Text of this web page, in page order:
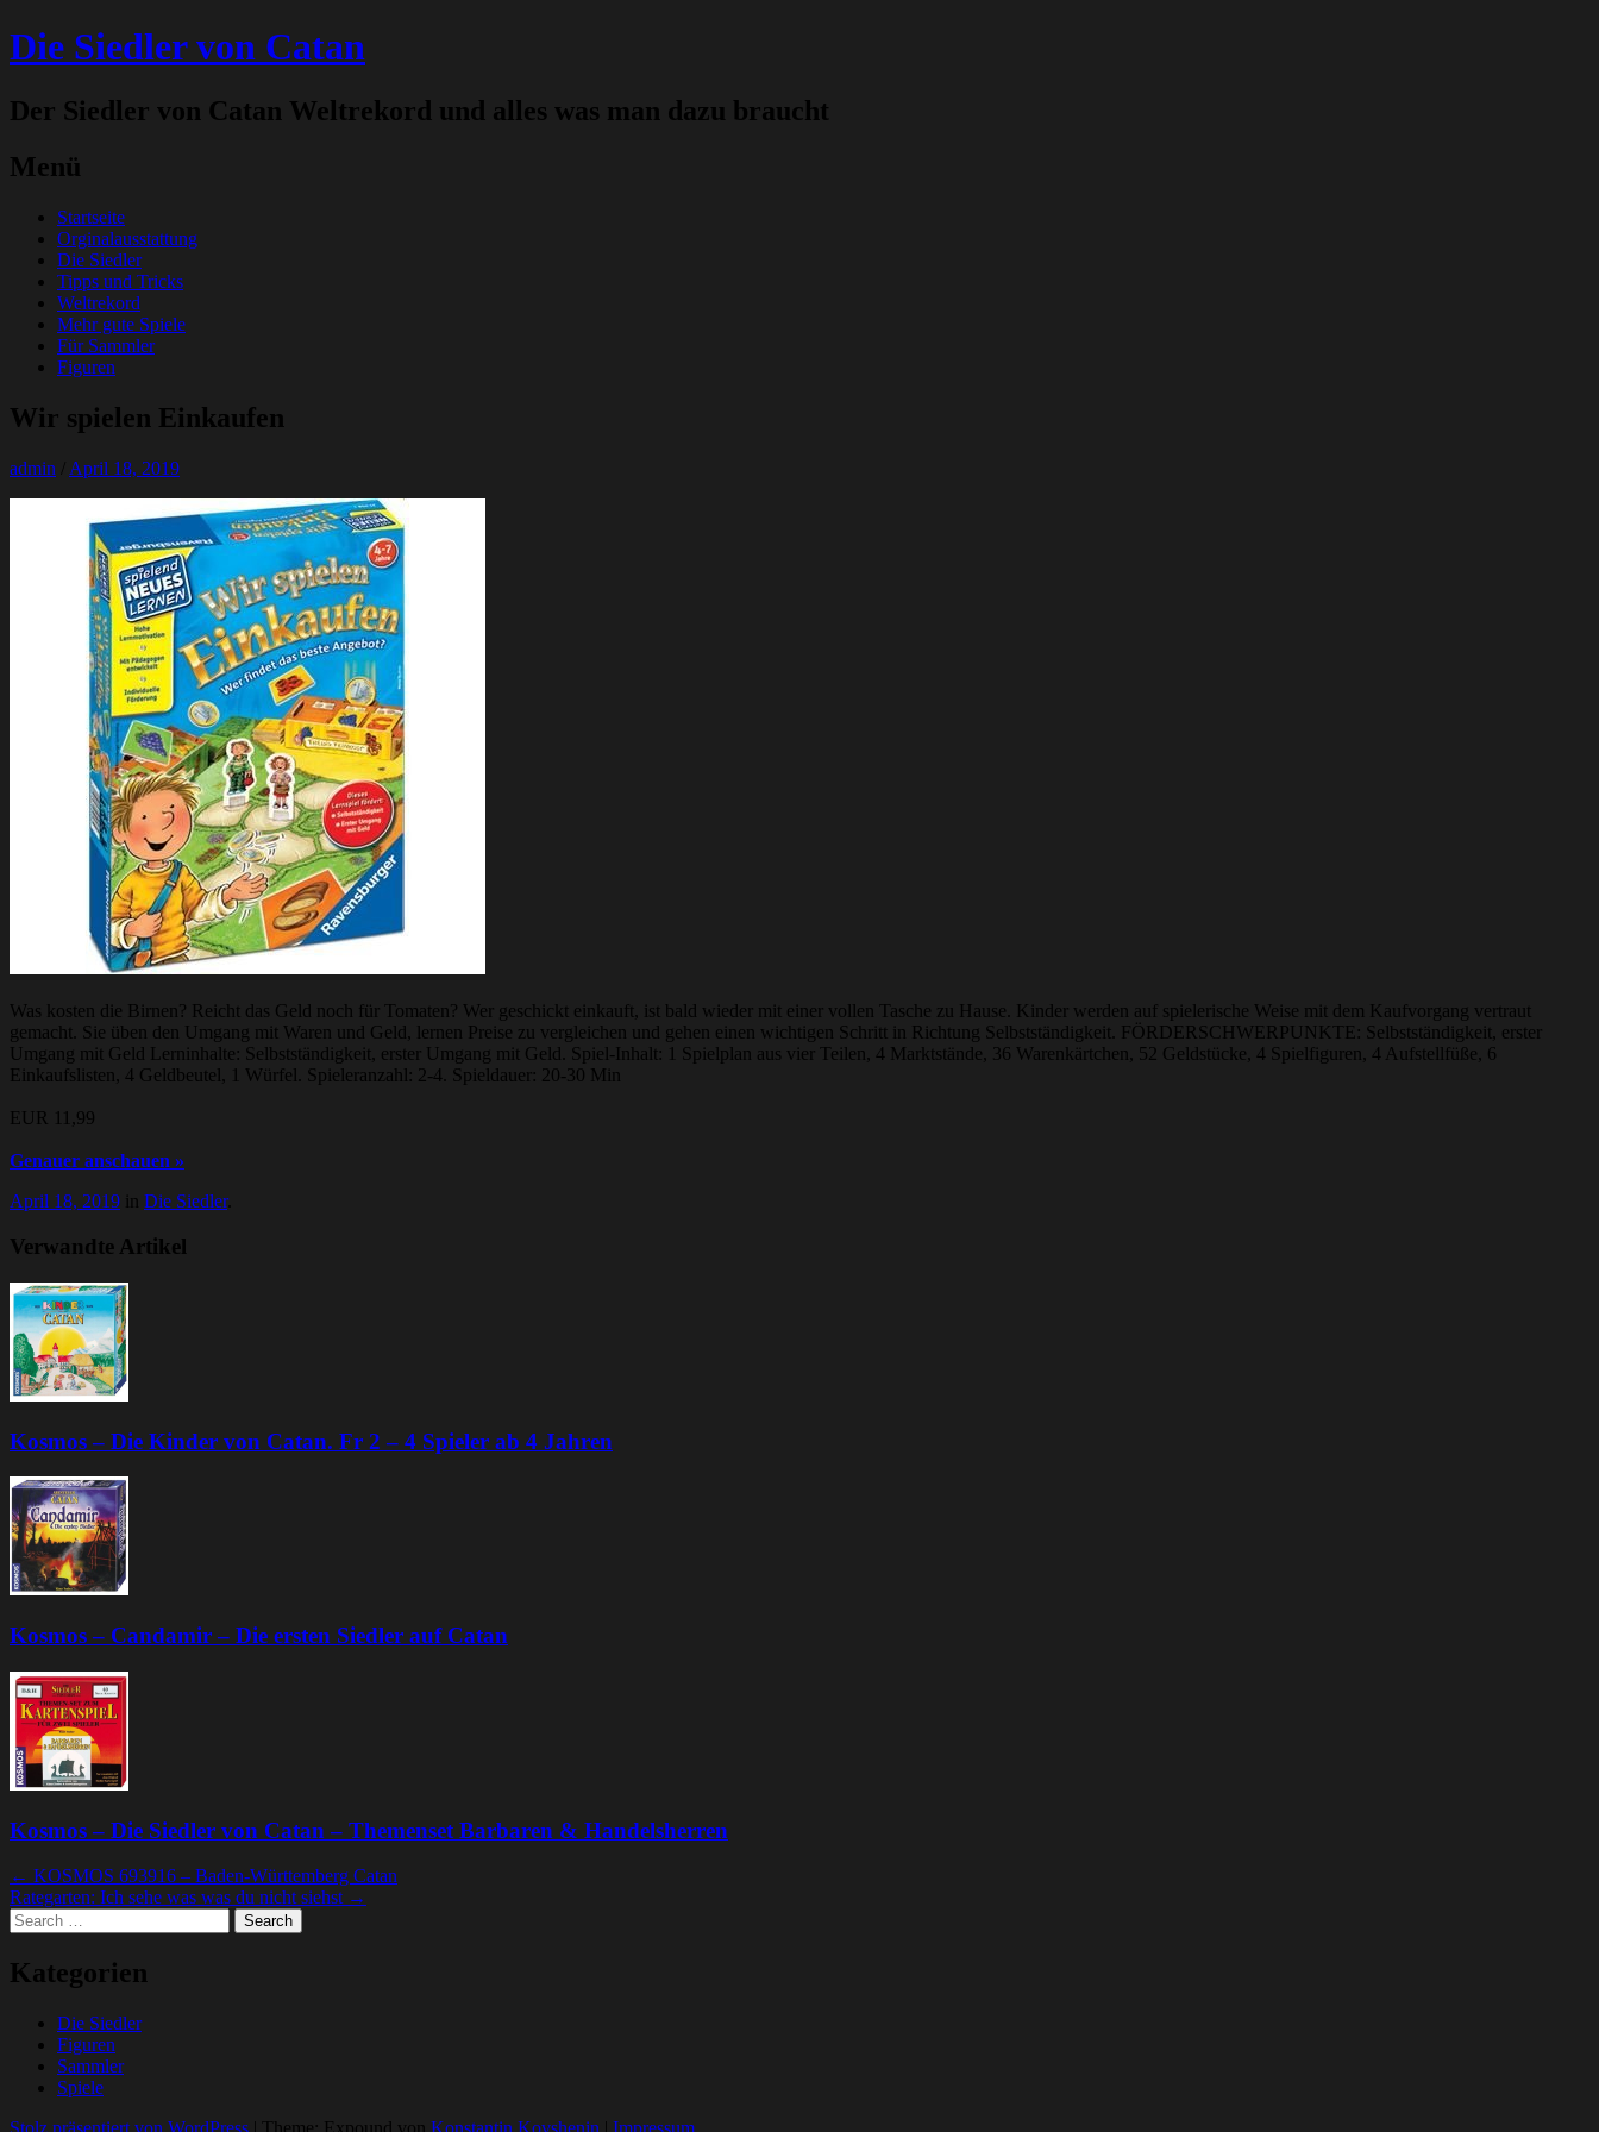
Die Siedler von Catan
Der Siedler von Catan Weltrekord und alles was man dazu braucht
Menü
Zum
Inhalt
springen
Startseite
Orginalausstattung
Die Siedler
Tipps und Tricks
Weltrekord
Mehr gute Spiele
Für Sammler
Figuren
Wir spielen Einkaufen
admin April 18, 2019
Was kosten die Birnen? Reicht das Geld noch für Tomaten? Wer geschickt einkauft, ist bald wieder mit einer vollen Tasche zu Hause. Kinder werden auf spielerische Weise mit dem Kaufvorgang vertraut
gemacht. Sie üben den Umgang mit Waren und Geld, lernen Preise zu vergleichen und gehen einen wichtigen Schritt in Richtung Selbstständigkeit. FÖRDERSCHWERPUNKTE: Selbstständigkeit, erster
Umgang mit Geld Lerninhalte: Selbstständigkeit, erster Umgang mit Geld. Spiel-Inhalt: 1 Spielplan aus vier Teilen, 4 Marktstände, 36 Warenkärtchen, 52 Geldstücke, 4 Spielfiguren, 4 Aufstellfüße, 6
Einkaufslisten, 4 Geldbeutel, 1 Würfel. Spieleranzahl: 2-4. Spieldauer: 20-30 Min
EUR 11,99
Genauer anschauen »
April 18, 2019 in Die Siedler.
Verwandte Artikel
Kosmos – Die Kinder von Catan. Fr 2 – 4 Spieler ab 4 Jahren
Kosmos – Candamir – Die ersten Siedler auf Catan
Kosmos – Die Siedler von Catan – Themenset Barbaren & Handelsherren
Artikel
Navigation
← KOSMOS 693916 – Baden-Württemberg Catan
Rategarten: Ich sehe was was du nicht siehst →
Search
Kategorien
Die Siedler
Figuren
Sammler
Spiele
Stolz präsentiert von WordPress
Theme: Expound von Konstantin Kovshenin Impressum